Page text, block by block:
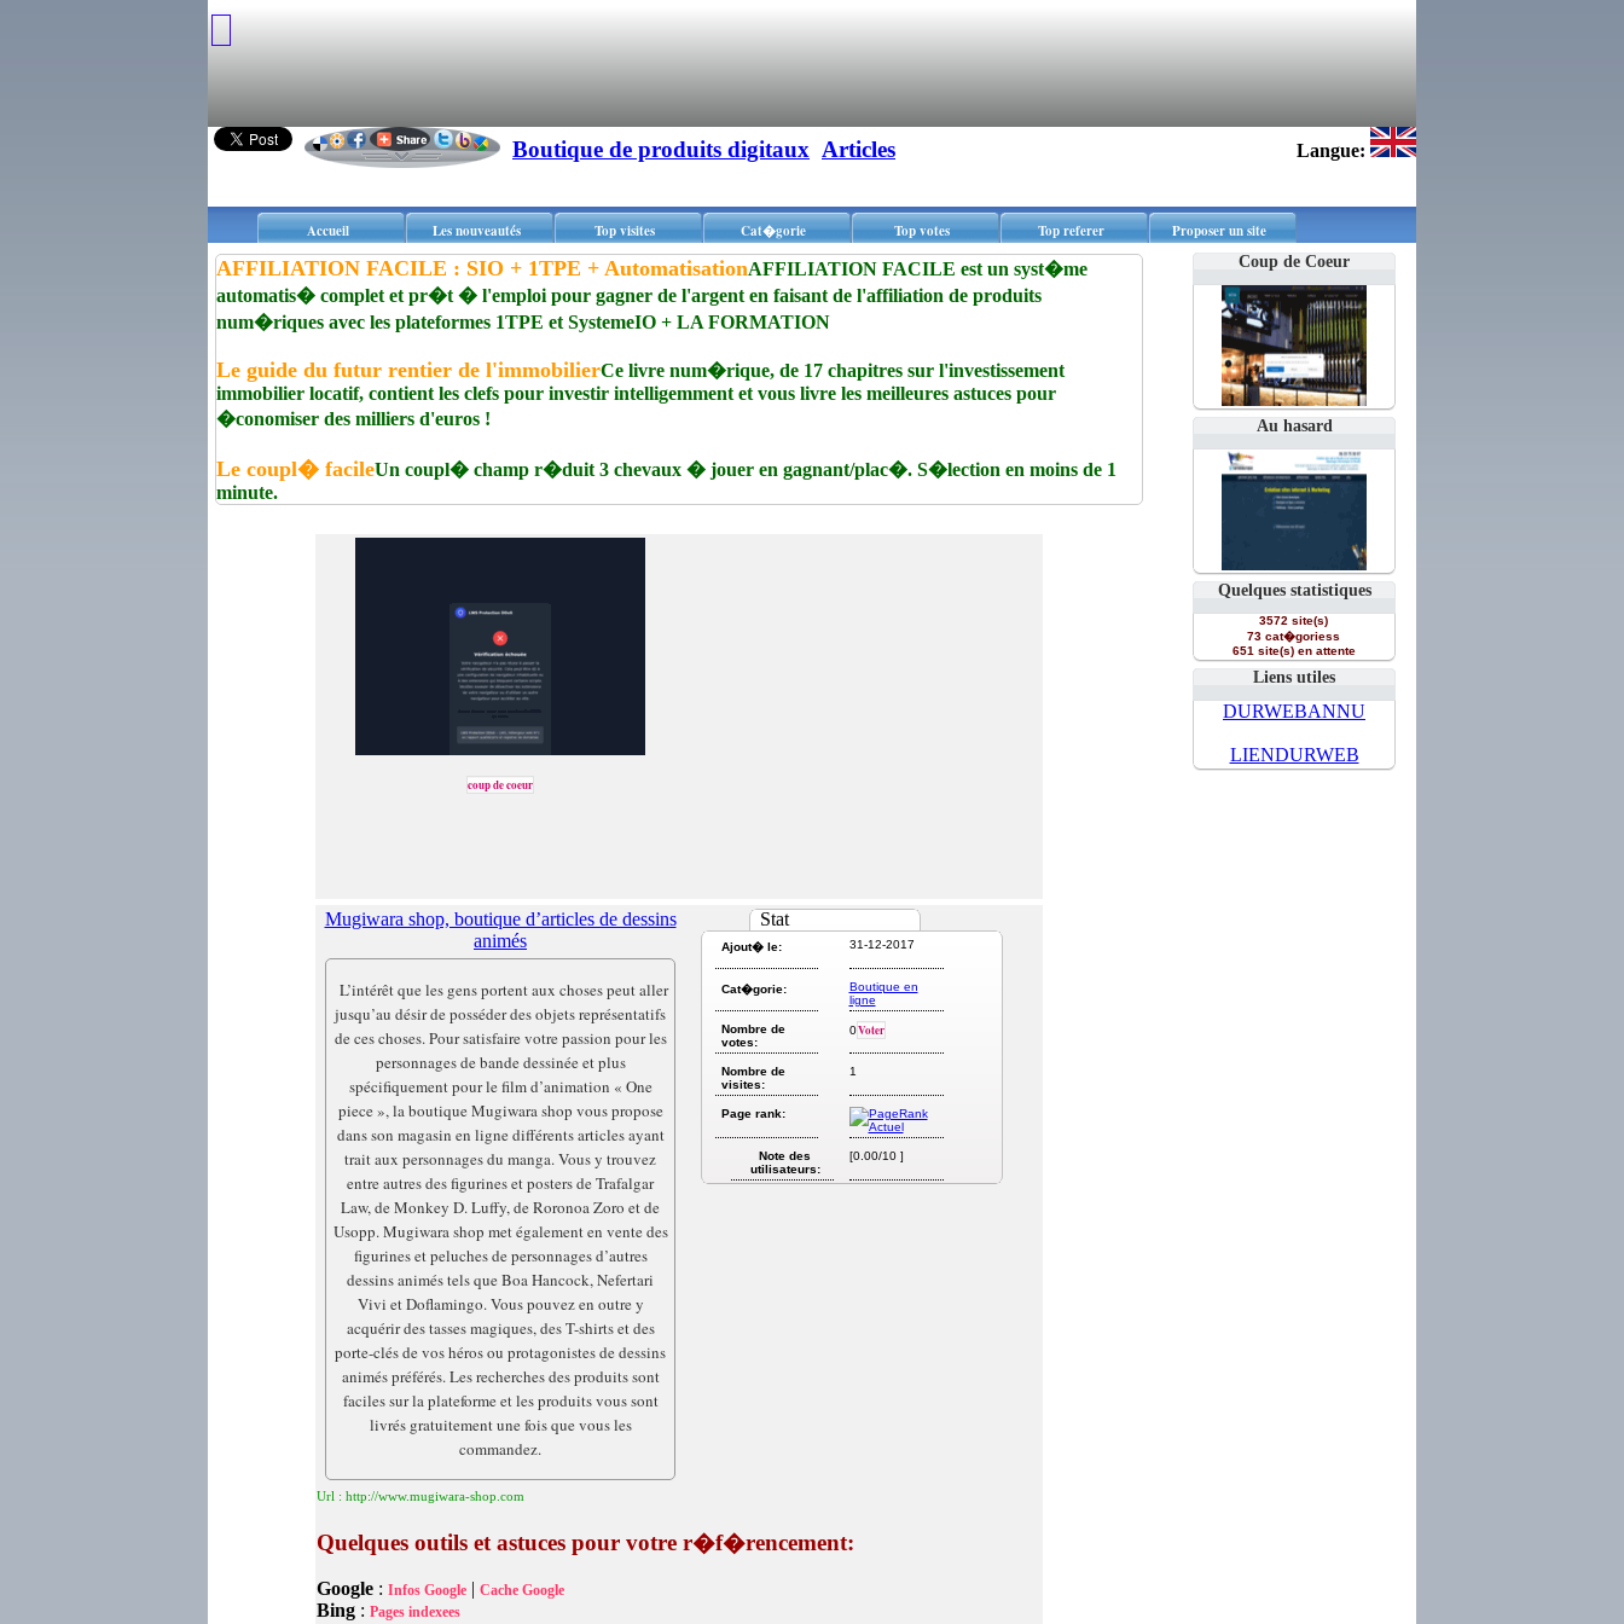
Boutique de produits digitaux Articles Langue:
Accueil Les nouveautés Top visites Cat�gorie Top votes Top referer Proposer un site
Coup de Coeur
Au hasard
Quelques statistiques
3572 site(s)
73 cat�goriess
651 site(s) en attente
Liens utiles
DURWEBANNU
LIENDURWEB
AFFILIATION FACILE : SIO + 1TPE + AutomatisationAFFILIATION FACILE est un syst�me
automatis� complet et pr�t � l'emploi pour gagner de l'argent en faisant de l'affiliation de produits
num�riques avec les plateformes 1TPE et SystemeIO + LA FORMATION
Le guide du futur rentier de l'immobilierCe livre num�rique, de 17 chapitres sur l'investissement
immobilier locatif, contient les clefs pour investir intelligemment et vous livre les meilleures astuces pour
�conomiser des milliers d'euros !
Le coupl� facileUn coupl� champ r�duit 3 chevaux � jouer en gagnant/plac�. S�lection en moins de 1
minute.
coup de coeur
Stat
Ajout� le: 31-12-2017
Cat�gorie:
Boutique en
ligne
Nombre de
votes:
0Voter
Nombre de
visites:
1
Page rank:
Note des
utilisateurs:
[0.00/10 ]
Mugiwara shop, boutique d’articles de dessins
animés
L’intérêt que les gens portent aux choses peut aller
jusqu’au désir de posséder des objets représentatifs
de ces choses. Pour satisfaire votre passion pour les
personnages de bande dessinée et plus
spécifiquement pour le film d’animation « One
piece », la boutique Mugiwara shop vous propose
dans son magasin en ligne différents articles ayant
trait aux personnages du manga. Vous y trouvez
entre autres des figurines et posters de Trafalgar
Law, de Monkey D. Luffy, de Roronoa Zoro et de
Usopp. Mugiwara shop met également en vente des
figurines et peluches de personnages d’autres
dessins animés tels que Boa Hancock, Nefertari
Vivi et Doflamingo. Vous pouvez en outre y
acquérir des tasses magiques, des T-shirts et des
porte-clés de vos héros ou protagonistes de dessins
animés préférés. Les recherches des produits sont
faciles sur la plateforme et les produits vous sont
livrés gratuitement une fois que vous les
commandez.
Url : http://www.mugiwara-shop.com
Quelques outils et astuces pour votre r�f�rencement:
Google : Infos Google | Cache Google
Bing : Pages indexees